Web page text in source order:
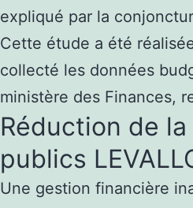
expliqué par la
Cette étude a été
collecté les données
ministère des Finances,
Réduction de
publics
Une gestion financière